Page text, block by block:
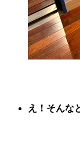
え！そんな